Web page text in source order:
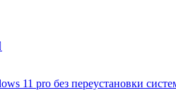
11 pro без переустановки